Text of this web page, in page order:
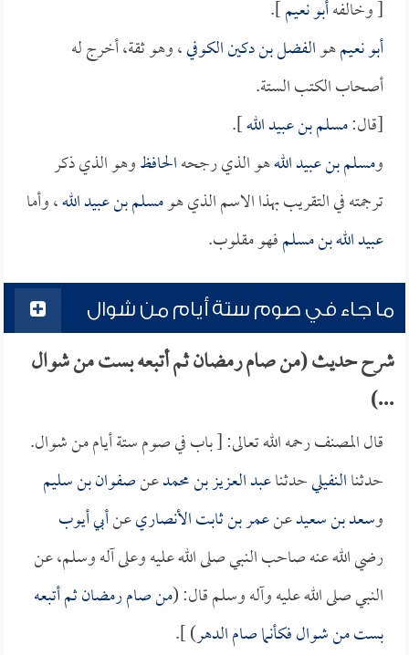
[ وخالفهأبو نعيم].
أبو نعيمهوالفضل بن دكين الكوفي، وهو ثقة، أخرج له
أصحاب الكتب الستة.
[قال:مسلم بن عبيد الله].
ومسلم بن عبيد اللههو الذي رجحهالحافظوهو الذي ذكر
ترجمته في التقريب بهذا الاسم الذي هومسلم بن عبيد الله، وأما
عبيد الله بن مسلمفهو مقلوب.
ما جاء في صوم ستة أيام من شوال
شرح حديث (من صام رمضان ثم أتبعه بست من شوال
...)
قال المصنف رحمه الله تعالى: [ باب في صوم ستة أيام من شوال.
حدثناالنفيليحدثناعبد العزيز بن محمدعنصفوان بن سليم
وسعد بن سعيدعنعمر بن ثابت الأنصاريعنأبي أيوب
رضي الله عنه صاحب النبي صلى الله عليه وعلى آله وسلم، عن
النبي صلى الله عليه وآله وسلم قال: (من صام رمضان ثم أتبعه
بست من شوال فكأنما صام الدهر) ].